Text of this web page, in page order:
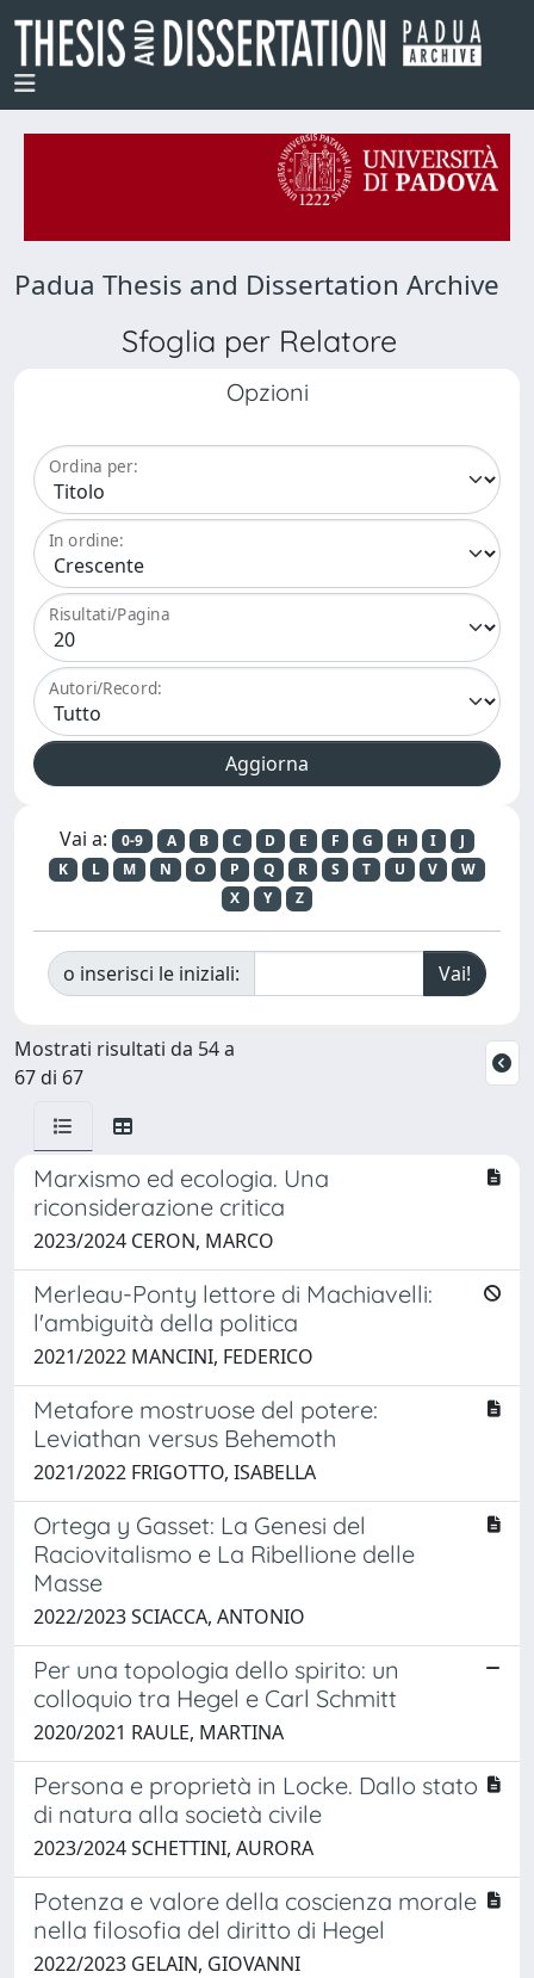
Padua Thesis and Dissertation Archive
Sfoglia per Relatore
Opzioni
Ordina per:
In ordine:
Risultati/Pagina
Autori/Record:
Vai a: 0-9 A B C D E F G H I
J
K
L M N O P Q R S T U V
W
X
Y Z
o inserisci le iniziali:
Mostrati risultati da 54 a
67 di 67
Marxismo ed ecologia. Una
riconsiderazione critica
2023/2024 CERON, MARCO
Merleau-Ponty lettore di Machiavelli:
l'ambiguità della politica
2021/2022 MANCINI, FEDERICO
Metafore mostruose del potere:
Leviathan versus Behemoth
2021/2022 FRIGOTTO, ISABELLA
Ortega y Gasset: La Genesi del
Raciovitalismo e La Ribellione delle
Masse
2022/2023 SCIACCA, ANTONIO
Per una topologia dello spirito: un
colloquio tra Hegel e Carl Schmitt
2020/2021 RAULE, MARTINA
Persona e proprietà in Locke. Dallo stato
di natura alla società civile
2023/2024 SCHETTINI, AURORA
Potenza e valore della coscienza morale
nella filosofia del diritto di Hegel
2022/2023 GELAIN, GIOVANNI